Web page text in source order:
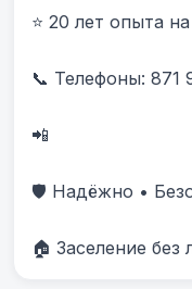
⭐ 20 лет опыта
📞 Телефоны: 871
📲
🛡️ Надёжно •
🏠 Заселение